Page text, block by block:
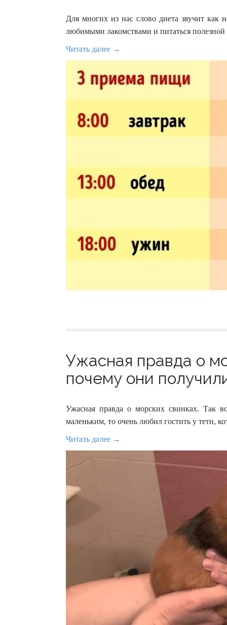
Для многих из нас слово диета звучит как
любимыми лакомствами и питаться полезной
Читать далее →
Ужасная правда о
почему они
Ужасная правда о морских свинках. Так
маленьким, то очень любил гостить у тети,
Читать далее →